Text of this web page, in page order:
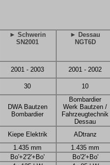
► Schwerin
SN2001
► Dessau
NGT6D
2001 - 2003 2001 - 2002
30 10
DWA Bautzen
Bombardier
Bombardier
Werk Bautzen /
Fahrzeugtechnik
Dessau
Kiepe Elektrik
ADtranz
1.435 mm
1.435 mm
Bo'+2'2'+Bo'
Bo'2'+Bo'